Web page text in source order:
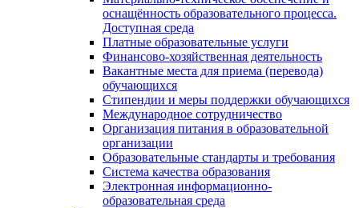
оснащённость образовательного процесса.
Доступная среда
Платные образовательные услуги
Финансово-хозяйственная деятельность
Вакантные места для приема (перевода)
обучающихся
Стипендии и меры поддержки обучающихся
Международное сотрудничество
Организация питания в образовательной
организации
Образовательные стандарты и требования
Система качества образования
Электронная информационно-
образовательная среда